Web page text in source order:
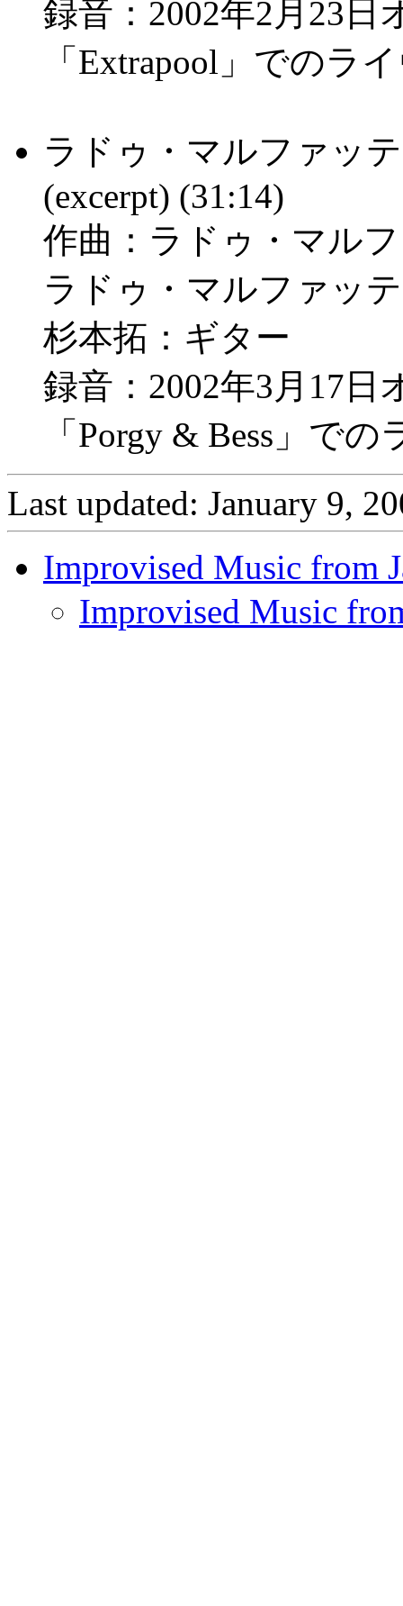
録音：2002年2月23
「Extrapool」でのラ
ラドゥ・マルファッ
(excerpt) (31:14)
作曲：ラドゥ・マル
ラドゥ・マルファッ
杉本拓：ギター
録音：2002年3月17
「Porgy & Bess」での
Last updated: January 9,
Improvised Music from
Improvised Music